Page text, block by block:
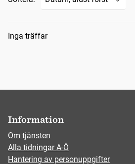
Sökresultat
Inga träffar
Information
Om tjänsten
Alla tidningar A-Ö
Hantering av personuppgifter